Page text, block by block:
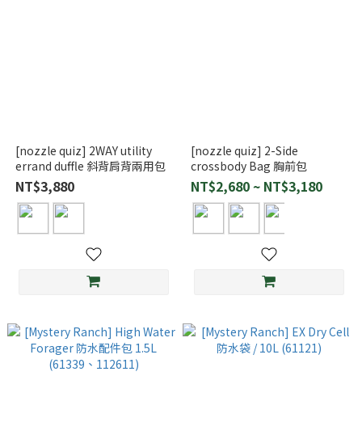
[nozzle quiz] 2WAY utility
errand duffle 斜背肩背兩用包
NT$3,880
[nozzle quiz] 2-Side
crossbody Bag 胸前包
NT$2,680 ~ NT$3,180